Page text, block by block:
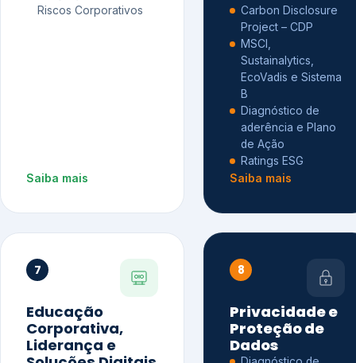
Riscos Corporativos
Saiba mais
Carbon Disclosure
Project – CDP
MSCI,
Sustainalytics,
EcoVadis e Sistema
B
Diagnóstico de
aderência e Plano
de Ação
Ratings ESG
Saiba mais
7
Educação
Corporativa,
Liderança e
8
Privacidade e
Proteção de
Dados